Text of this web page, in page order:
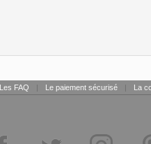
Les FAQ | Le paiement sécurisé | La